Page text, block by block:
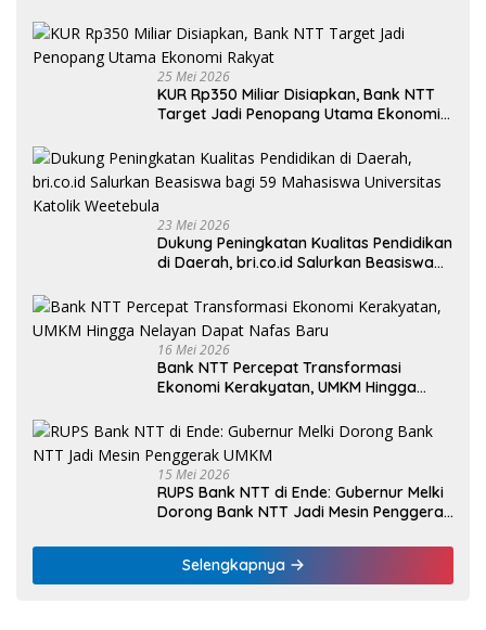
25 Mei 2026
KUR Rp350 Miliar Disiapkan, Bank NTT
Target Jadi Penopang Utama Ekonomi
23 Mei 2026
Dukung Peningkatan Kualitas Pendidikan
di Daerah, bri.co.id Salurkan Beasiswa
Weetebula
16 Mei 2026
Bank NTT Percepat Transformasi
Ekonomi Kerakyatan, UMKM Hingga
15 Mei 2026
RUPS Bank NTT di Ende: Gubernur Melki
Dorong Bank NTT Jadi Mesin Penggerak
Selengkapnya